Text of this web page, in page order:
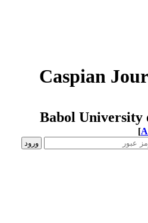
Caspian
Babol
[